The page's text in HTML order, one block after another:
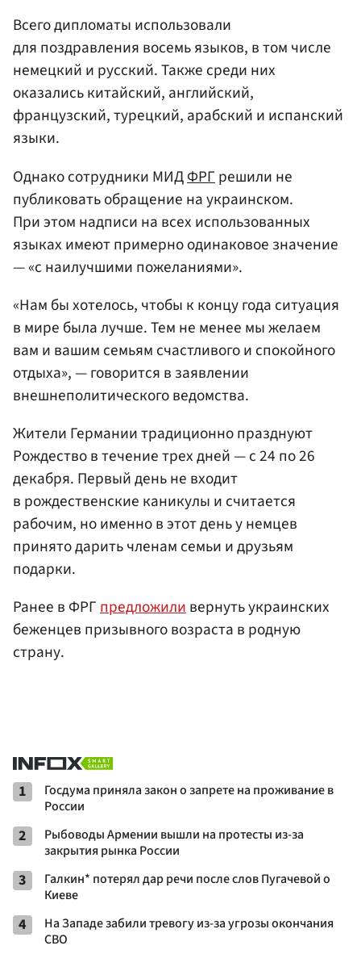
Всего дипломаты использовали
для поздравления восемь языков, в том числе
немецкий и русский. Также среди них
оказались китайский, английский,
французский, турецкий, арабский и испанский
языки.
Однако сотрудники МИДФРГ решили не
публиковать обращение на украинском.
При этом надписи на всех использованных
языках имеют примерно одинаковое значение
— «с наилучшими пожеланиями».
«Нам бы хотелось, чтобы к концу года ситуация
в мире была лучше. Тем не менее мы желаем
вам и вашим семьям счастливого и спокойного
отдыха», — говорится в заявлении
внешнеполитического ведомства.
Жители Германии традиционно празднуют
Рождество в течение трех дней — с 24 по 26
декабря. Первый день не входит
в рождественские каникулы и считается
рабочим, но именно в этот день у немцев
принято дарить членам семьи и друзьям
подарки.
Ранее в ФРГпредложиливернуть украинских
беженцев призывного возраста в родную
страну.
1
Госдума приняла закон о запрете на проживание в
России
2
Рыбоводы Армении вышли на протесты из-за
закрытия рынка России
3
Галкин* потерял дар речи после слов Пугачевой о
Киеве
4
На Западе забили тревогу из-за угрозы окончания
СВО